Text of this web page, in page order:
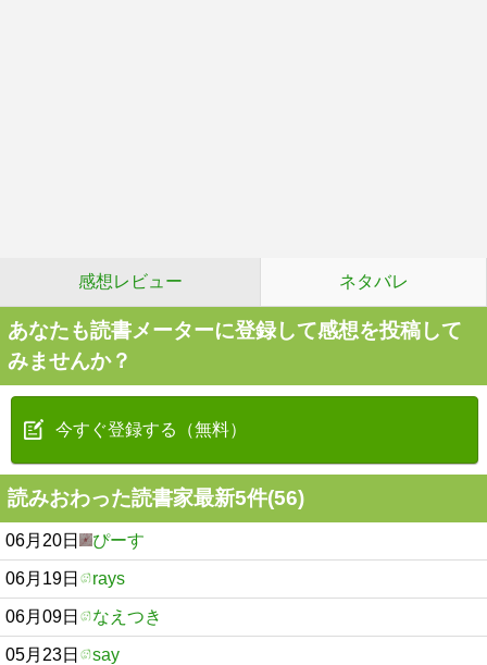
感想レビュー ネタバレ
あなたも読書メーターに登録して感想を投稿して
みませんか？
今すぐ登録する（無料）
読みおわった読書家最新5件(56)
06月20日 ぴーす
06月19日 rays
06月09日 なえつき
05月23日 say